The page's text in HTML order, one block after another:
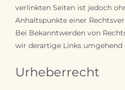
verlinkten Seiten ist jedoch
Anhaltspunkte einer
Bei Bekanntwerden von
wir derartige Links umgehend
Urheberrecht